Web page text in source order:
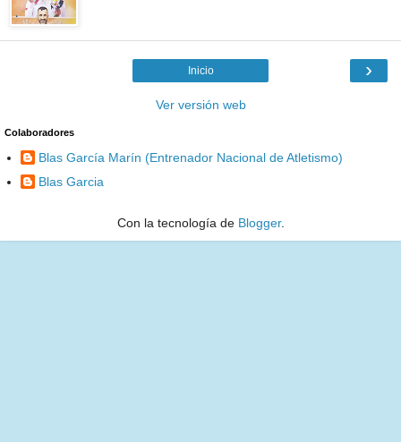
›
Inicio
Ver versión web
Colaboradores
Blas García Marín (Entrenador Nacional de Atletismo)
Blas Garcia
Con la tecnología de Blogger.